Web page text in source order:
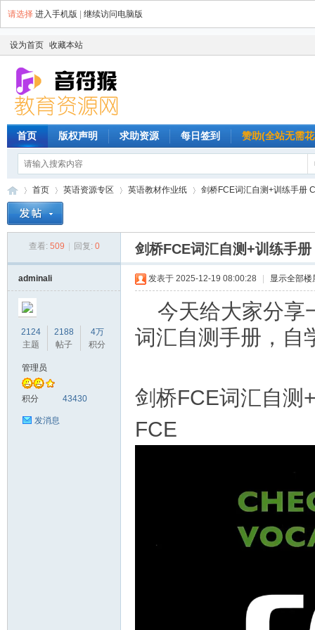
请选择 进入手机版 继续访问电脑版
设为首页 收藏本站
首页 版权声明 求助资源 每日签到 赞助(全站无需
首页
›
英语资源专区 英语教材作业纸
›
剑桥FCE词汇自测+训练手册
查看: 509 回复: 0 剑桥FCE词汇自测+训练手
adminali
2124
主题
2188
帖子
4万
积分
管理员
积分 43430
发消息
发表于 2025-12-19 08:00:28 显示全部楼
今天给大家分享
词汇自测手册，自
剑桥FCE词汇自测
FCE